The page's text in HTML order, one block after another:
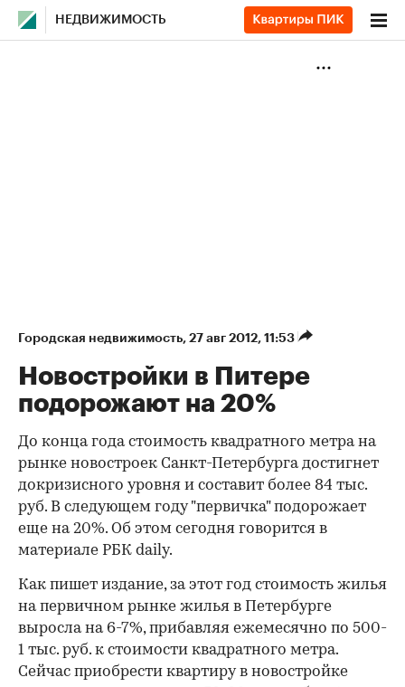
НЕДВИЖИМОСТЬ
Городская недвижимость⁠, 27 авг 2012, 11:53
Новостройки в Питере
подорожают на 20%
До конца года стоимость квадратного метра на
рынке новостроек Санкт-Петербурга достигнет
докризисного уровня и составит более 84 тыс.
руб. В следующем году "первичка" подорожает
еще на 20%. Об этом сегодня говорится в
материале РБК daily.
Как пишет издание, за этот год стоимость жилья
на первичном рынке жилья в Петербурге
выросла на 6-7%, прибавляя ежемесячно по 500-
1 тыс. руб. к стоимости квадратного метра.
Сейчас приобрести квартиру в новостройке